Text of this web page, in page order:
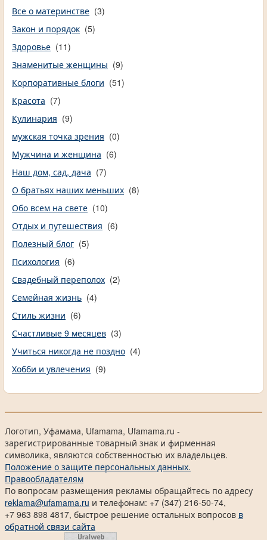
Все о материнстве (3)
Закон и порядок (5)
Здоровье (11)
Знаменитые женщины (9)
Корпоративные блоги (51)
Красота (7)
Кулинария (9)
мужская точка зрения (0)
Мужчина и женщина (6)
Наш дом, сад, дача (7)
О братьях наших меньших (8)
Обо всем на свете (10)
Отдых и путешествия (6)
Полезный блог (5)
Психология (6)
Свадебный переполох (2)
Семейная жизнь (4)
Стиль жизни (6)
Счастливые 9 месяцев (3)
Учиться никогда не поздно (4)
Хобби и увлечения (9)
Логотип, Уфамама, Ufamama, Ufamama.ru -
зарегистрированные товарный знак и фирменная
символика, являются собственностью их владельцев.
Положение о защите персональных данных.
Правообладателям
По вопросам размещения рекламы обращайтесь по адресу
reklama@ufamama.ru и телефонам: +7 (347) 216-50-74,
+7 963 898 4817, быстрое решение остальных вопросов в
обратной связи сайта